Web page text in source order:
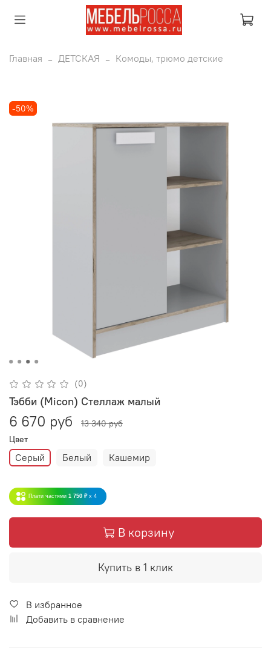
Главная ДЕТСКАЯ Комоды, трюмо детские
-50%
(0)
Тэбби (Micon) Стеллаж малый
6 670 руб
13 340 руб
Цвет
Серый Белый Кашемир
Плати частями 1 750 ₽ x 4
В корзину
Купить в 1 клик
В избранное
Добавить в сравнение